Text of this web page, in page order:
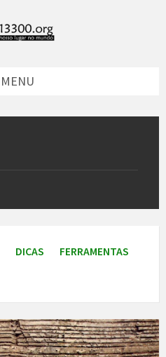
MENU
DICAS
FERRAMENTAS